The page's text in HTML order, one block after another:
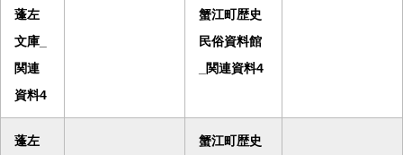
蓬左
文庫_
関連
資料4
蟹江町歴史
民俗資料館
_関連資料4
蓬左
蟹江町歴史